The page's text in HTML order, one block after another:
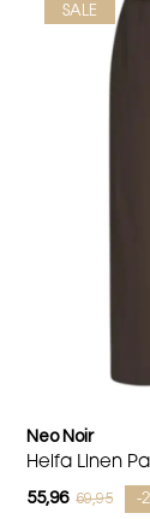
SALE
Neo Noir
Heifa Linen
55,96 69,95 -